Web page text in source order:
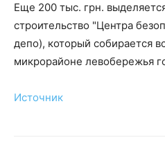
Еще 200 тыс. грн.
строительство "Центра
депо), который собирается
микрорайоне левобережья
Источник